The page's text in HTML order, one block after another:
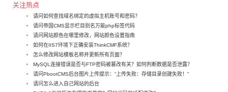
关注热点
请问如何查找域名绑定的虚拟主机账号和密码？
请问帝国CMS显示栏目别名万能php标签代码
请问网站颜色在哪里修改，网站颜色设置指南
如何在IIS7环境下正确安装ThinkCMF系统？
怎么修改网站模板名称并更新所有页面？
MySQL连接错误是否与FTP密码被篡改有关？如何判断数据是否泄露？
请问PbootCMS后台图片上传提示：“上传失败：存储目录创建失败！”
请问怎么进入自己网站的后台